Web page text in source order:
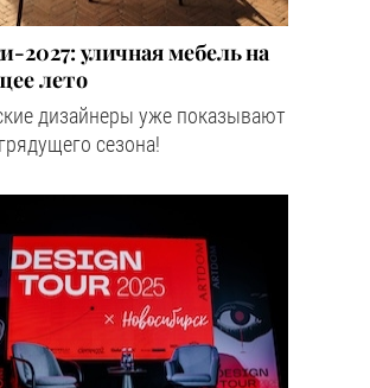
2027: уличная мебель на
лето
дизайнеры уже показывают
сезона!